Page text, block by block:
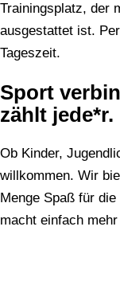
Trainingsplatz, der
ausgestattet ist.
Tageszeit.
Sport
zählt jede*r.
Ob Kinder,
willkommen. Wir
Menge Spaß für
macht einfach